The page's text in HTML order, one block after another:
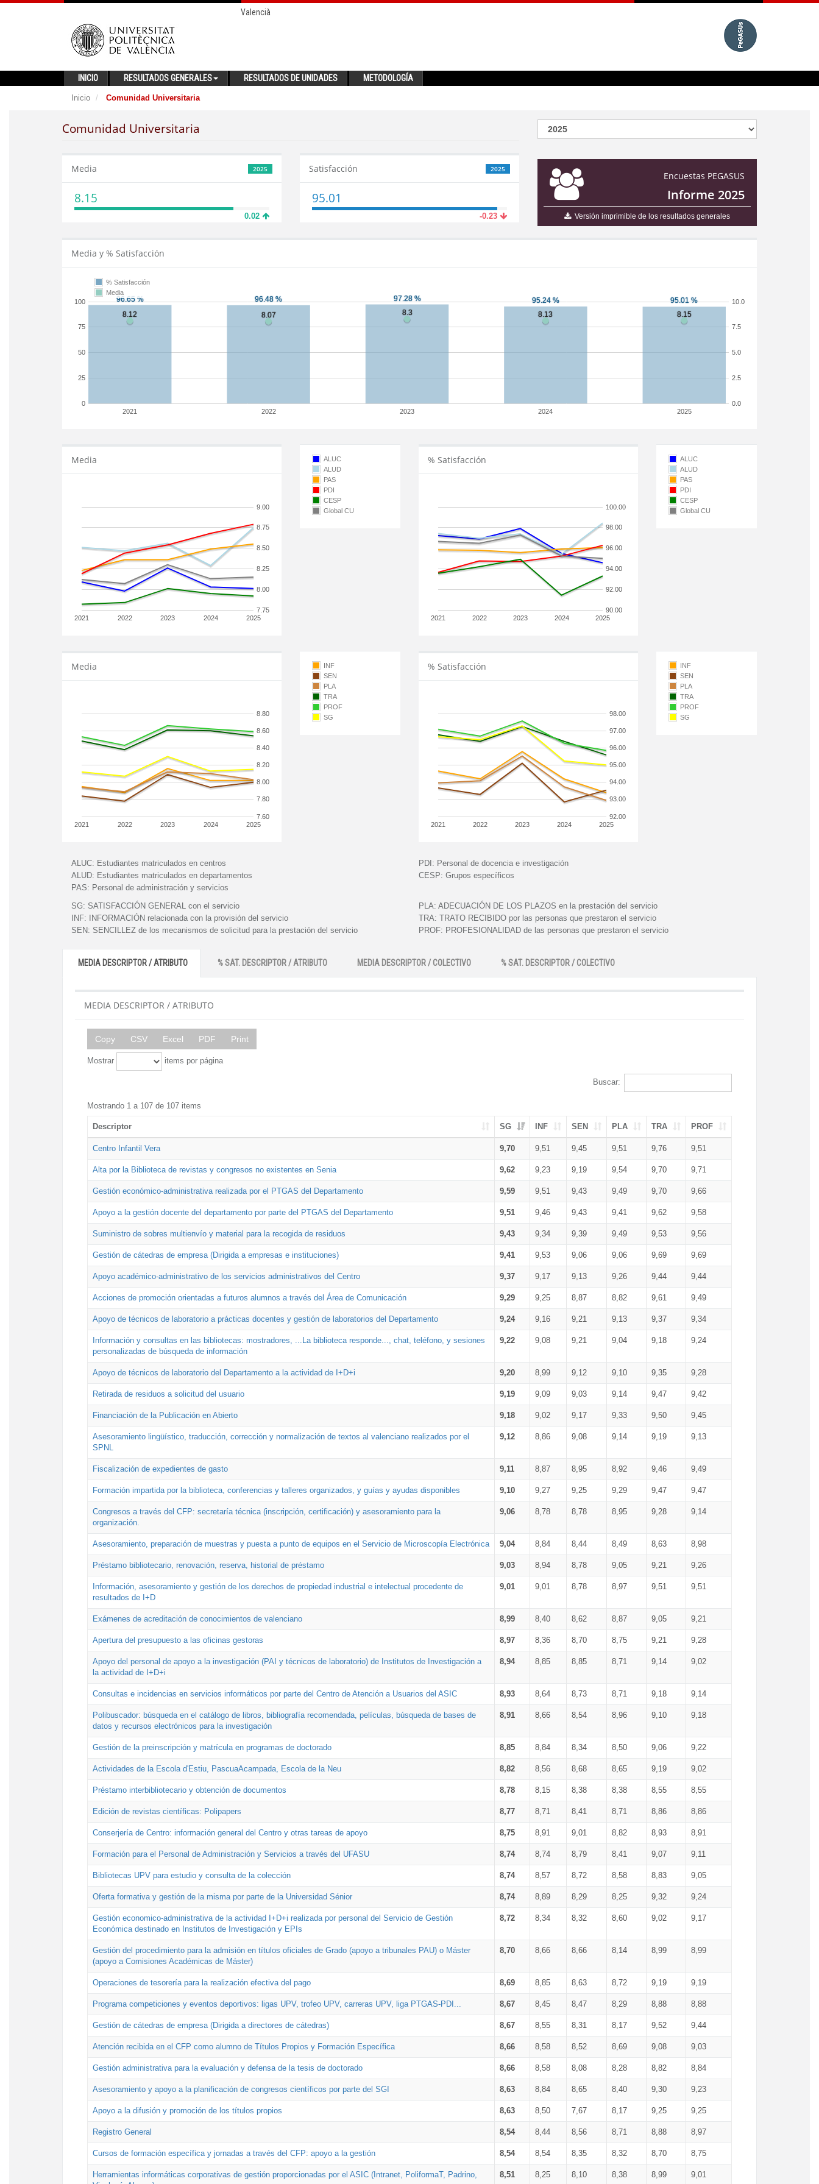
Valencià
INICIO RESULTADOS GENERALES RESULTADOS DE UNIDADES METODOLOGÍA
Inicio Comunidad Universitaria
Comunidad Universitaria
Encuestas PEGASUS
Informe 2025
Versión imprimible de los resultados generales
2025
Media
8.15
0.02
2025
Satisfacción
95.01
-0.23
Media y % Satisfacción
2021 2022 2023 2024 2025
0
25
50
75
100
0.0
2.5
5.0
7.5
10.0
% Satisfacción
Media
Media
2021 2022 2023 2024 2025
7.75
8.00
8.25
8.50
8.75
9.00
ALUC
ALUD
PAS
PDI
CESP
Global CU
% Satisfacción
2021 2022 2023 2024 2025
90.00
92.00
94.00
96.00
98.00
100.00
ALUC
ALUD
PAS
PDI
CESP
Global CU
Media
2021 2022 2023 2024 2025
7.60
7.80
8.00
8.20
8.40
8.60
8.80
INF
SEN
PLA
TRA
PROF
SG
% Satisfacción
2021 2022 2023 2024 2025
92.00
93.00
94.00
95.00
96.00
97.00
98.00
INF
SEN
PLA
TRA
PROF
SG
ALUC: Estudiantes matriculados en centros
ALUD: Estudiantes matriculados en departamentos
PAS: Personal de administración y servicios
PDI: Personal de docencia e investigación
CESP: Grupos específicos
SG: SATISFACCIÓN GENERAL con el servicio
INF:
INFORMACIÓN relacionada con la provisión del servicio
SEN: SENCILLEZ de los mecanismos de solicitud para la prestación del servicio
PLA: ADECUACIÓN DE LOS PLAZOS en la prestación del servicio
TRA: TRATO RECIBIDO por las personas que prestaron el servicio
PROF: PROFESIONALIDAD de las personas que prestaron el servicio
MEDIA DESCRIPTOR / ATRIBUTO % SAT. DESCRIPTOR / ATRIBUTO MEDIA DESCRIPTOR / COLECTIVO % SAT. DESCRIPTOR / COLECTIVO
MEDIA DESCRIPTOR / ATRIBUTO
Copy CSV Excel PDF Print
Mostrar items por página
Buscar:
Mostrando 1 a 107 de 107 items
Descriptor SG INF SEN PLA TRA PROF
Centro Infantil Vera 9,70 9,51 9,45 9,51 9,76 9,51
Alta por la Biblioteca de revistas y congresos no existentes en Senia 9,62 9,23 9,19 9,54 9,70 9,71
Gestión económico-administrativa realizada por el PTGAS del Departamento 9,59 9,51 9,43 9,49 9,70 9,66
Apoyo a la gestión docente del departamento por parte del PTGAS del Departamento 9,51 9,46 9,43 9,41 9,62 9,58
Suministro de sobres multienvío y material para la recogida de residuos 9,43 9,34 9,39 9,49 9,53 9,56
Gestión de cátedras de empresa (Dirigida a empresas e instituciones) 9,41 9,53 9,06 9,06 9,69 9,69
Apoyo académico-administrativo de los servicios administrativos del Centro 9,37 9,17 9,13 9,26 9,44 9,44
Acciones de promoción orientadas a futuros alumnos a través del Área de Comunicación 9,29 9,25 8,87 8,82 9,61 9,49
Apoyo de técnicos de laboratorio a prácticas docentes y gestión de laboratorios del Departamento 9,24 9,16 9,21 9,13 9,37 9,34
Información y consultas en las bibliotecas: mostradores, ...La biblioteca responde..., chat, teléfono, y sesiones
personalizadas de búsqueda de información
9,22 9,08 9,21 9,04 9,18 9,24
Apoyo de técnicos de laboratorio del Departamento a la actividad de I+D+i 9,20 8,99 9,12 9,10 9,35 9,28
Retirada de residuos a solicitud del usuario 9,19 9,09 9,03 9,14 9,47 9,42
Financiación de la Publicación en Abierto 9,18 9,02 9,17 9,33 9,50 9,45
Asesoramiento lingüístico, traducción, corrección y normalización de textos al valenciano realizados por el
SPNL
9,12 8,86 9,08 9,14 9,19 9,13
Fiscalización de expedientes de gasto 9,11 8,87 8,95 8,92 9,46 9,49
Formación impartida por la biblioteca, conferencias y talleres organizados, y guías y ayudas disponibles 9,10 9,27 9,25 9,29 9,47 9,47
Congresos a través del CFP: secretaría técnica (inscripción, certificación) y asesoramiento para la
organización.
9,06 8,78 8,78 8,95 9,28 9,14
Asesoramiento, preparación de muestras y puesta a punto de equipos en el Servicio de Microscopía Electrónica 9,04 8,84 8,44 8,49 8,63 8,98
Préstamo bibliotecario, renovación, reserva, historial de préstamo 9,03 8,94 8,78 9,05 9,21 9,26
Información, asesoramiento y gestión de los derechos de propiedad industrial e intelectual procedente de
resultados de I+D
9,01 9,01 8,78 8,97 9,51 9,51
Exámenes de acreditación de conocimientos de valenciano 8,99 8,40 8,62 8,87 9,05 9,21
Apertura del presupuesto a las oficinas gestoras 8,97 8,36 8,70 8,75 9,21 9,28
Apoyo del personal de apoyo a la investigación (PAI y técnicos de laboratorio) de Institutos de Investigación a
la actividad de I+D+i
8,94 8,85 8,85 8,71 9,14 9,02
Consultas e incidencias en servicios informáticos por parte del Centro de Atención a Usuarios del ASIC 8,93 8,64 8,73 8,71 9,18 9,14
Polibuscador: búsqueda en el catálogo de libros, bibliografía recomendada, películas, búsqueda de bases de
datos y recursos electrónicos para la investigación
8,91 8,66 8,54 8,96 9,10 9,18
Gestión de la preinscripción y matrícula en programas de doctorado 8,85 8,84 8,34 8,50 9,06 9,22
Actividades de la Escola d'Estiu, PascuaAcampada, Escola de la Neu 8,82 8,56 8,68 8,65 9,19 9,02
Préstamo interbibliotecario y obtención de documentos 8,78 8,15 8,38 8,38 8,55 8,55
Edición de revistas científicas: Polipapers 8,77 8,71 8,41 8,71 8,86 8,86
Conserjería de Centro: información general del Centro y otras tareas de apoyo 8,75 8,91 9,01 8,82 8,93 8,91
Formación para el Personal de Administración y Servicios a través del UFASU 8,74 8,74 8,79 8,41 9,07 9,11
Bibliotecas UPV para estudio y consulta de la colección 8,74 8,57 8,72 8,58 8,83 9,05
Oferta formativa y gestión de la misma por parte de la Universidad Sénior 8,74 8,89 8,29 8,25 9,32 9,24
Gestión economico-administrativa de la actividad I+D+i realizada por personal del Servicio de Gestión
Económica destinado en Institutos de Investigación y EPIs
8,72 8,34 8,32 8,60 9,02 9,17
Gestión del procedimiento para la admisión en títulos oficiales de Grado (apoyo a tribunales PAU) o Máster
(apoyo a Comisiones Académicas de Máster)
8,70 8,66 8,66 8,14 8,99 8,99
Operaciones de tesorería para la realización efectiva del pago 8,69 8,85 8,63 8,72 9,19 9,19
Programa competiciones y eventos deportivos: ligas UPV, trofeo UPV, carreras UPV, liga PTGAS-PDI... 8,67 8,45 8,47 8,29 8,88 8,88
Gestión de cátedras de empresa (Dirigida a directores de cátedras) 8,67 8,55 8,31 8,17 9,52 9,44
Atención recibida en el CFP como alumno de Títulos Propios y Formación Específica 8,66 8,58 8,52 8,69 9,08 9,03
Gestión administrativa para la evaluación y defensa de la tesis de doctorado 8,66 8,58 8,08 8,28 8,82 8,84
Asesoramiento y apoyo a la planificación de congresos científicos por parte del SGI 8,63 8,84 8,65 8,40 9,30 9,23
Apoyo a la difusión y promoción de los títulos propios 8,63 8,50 7,67 8,17 9,25 9,25
Registro General 8,54 8,44 8,56 8,71 8,88 8,97
Cursos de formación específica y jornadas a través del CFP: apoyo a la gestión 8,54 8,54 8,35 8,32 8,70 8,75
Herramientas informáticas corporativas de gestión proporcionadas por el ASIC (Intranet, PoliformaT, Padrino,
8,51 8,25 8,10 8,38 8,99 9,01